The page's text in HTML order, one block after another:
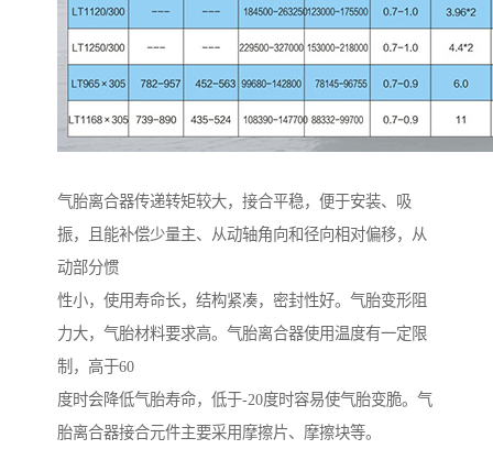
气胎离合器传递转矩较大，接合平稳，便于安装、吸
振，且能补偿少量主、从动轴角向和径向相对偏移，从
动部分惯
性小，使用寿命长，结构紧凑，密封性好。气胎变形阻
力大，气胎材料要求高。气胎离合器使用温度有一定限
制，高于60
度时会降低气胎寿命，低于-20度时容易使气胎变脆。气
胎离合器接合元件主要采用摩擦片、摩擦块等。